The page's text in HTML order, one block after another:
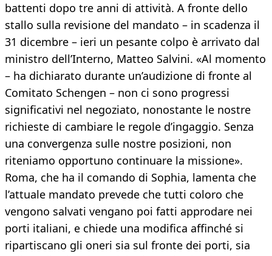
battenti dopo tre anni di attività. A fronte dello
stallo sulla revisione del mandato – in scadenza il
31 dicembre – ieri un pesante colpo è arrivato dal
ministro dell’Interno, Matteo Salvini. «Al momento
– ha dichiarato durante un’audizione di fronte al
Comitato Schengen – non ci sono progressi
significativi nel negoziato, nonostante le nostre
richieste di cambiare le regole d’ingaggio. Senza
una convergenza sulle nostre posizioni, non
riteniamo opportuno continuare la missione».
Roma, che ha il comando di Sophia, lamenta che
l’attuale mandato prevede che tutti coloro che
vengono salvati vengano poi fatti approdare nei
porti italiani, e chiede una modifica affinché si
ripartiscano gli oneri sia sul fronte dei porti, sia